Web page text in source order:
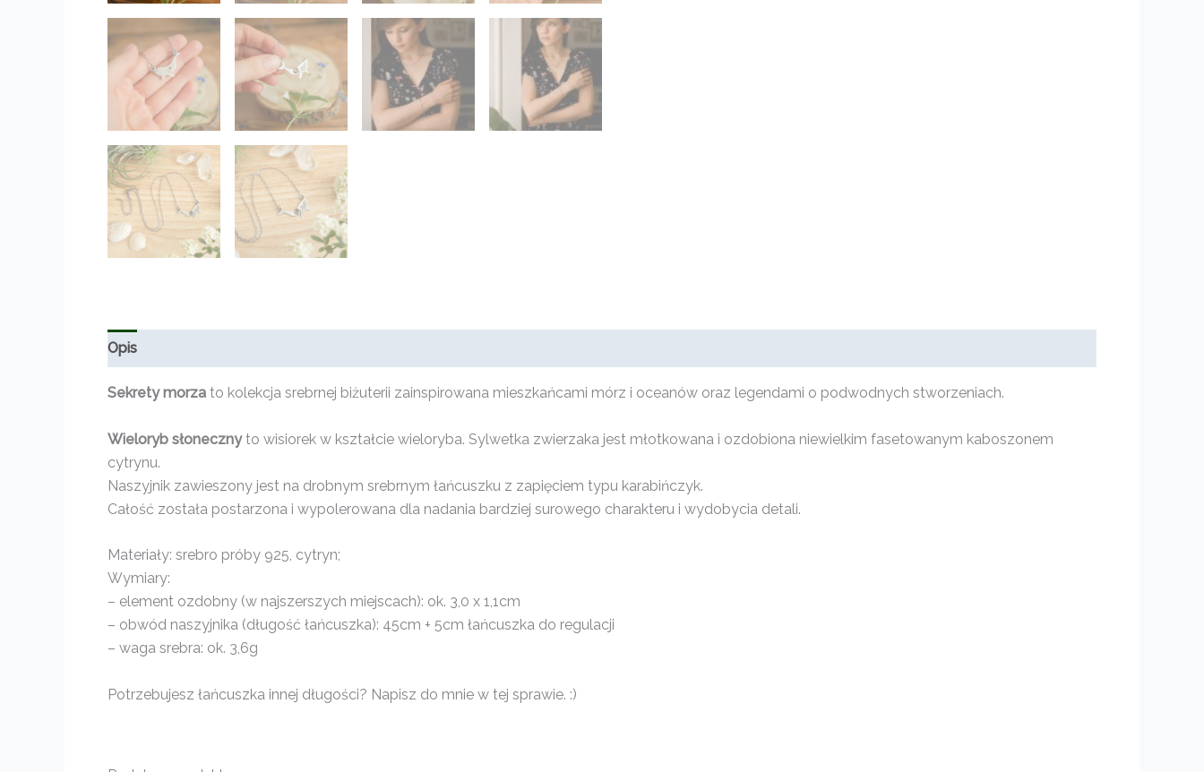
Opis
Sekrety morza to kolekcja srebrnej biżuterii zainspirowana mieszkańcami mórz i oceanów oraz legendami o podwodnych stworzeniach.
Wieloryb słonecznyto wisiorek w kształcie wieloryba. Sylwetka zwierzaka jest młotkowana i ozdobiona niewielkim fasetowanym kaboszonem
cytrynu.
Naszyjnik zawieszony jest na drobnym srebrnym łańcuszku z zapięciem typu karabińczyk.
Całość została postarzona i wypolerowana dla nadania bardziej surowego charakteru i wydobycia detali.
Materiały: srebro próby 925, cytryn;
Wymiary:
– element ozdobny (w najszerszych miejscach): ok. 3,0 x 1,1cm
– obwód naszyjnika (długość łańcuszka): 45cm + 5cm łańcuszka do regulacji
– waga srebra: ok. 3,6g
Potrzebujesz łańcuszka innej długości? Napisz do mnie w tej sprawie. :)